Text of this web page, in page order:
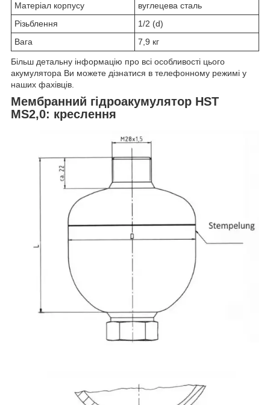
Матеріал корпусу
вуглецева сталь
Різьблення
1/2 (d)
Вага
7,9 кг
Більш детальну інформацію про всі особливості цього
акумулятора Ви можете дізнатися в телефонному режимі у
наших фахівців.
Мембранний гідроакумулятор HST
MS2,0: креслення